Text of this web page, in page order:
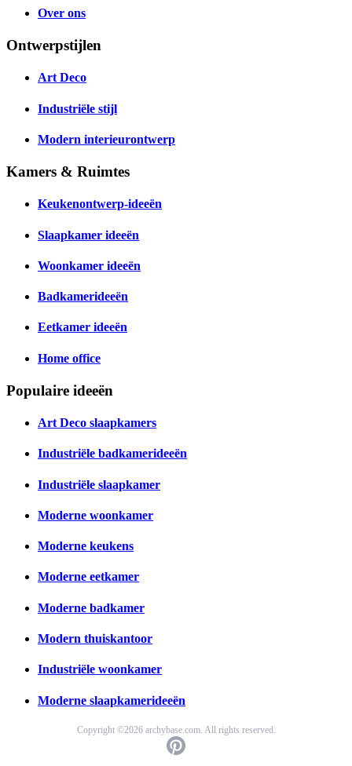
Over ons
Ontwerpstijlen
Art Deco
Industriële stijl
Modern interieurontwerp
Kamers & Ruimtes
Keukenontwerp-ideeën
Slaapkamer ideeën
Woonkamer ideeën
Badkamerideeën
Eetkamer ideeën
Home office
Populaire ideeën
Art Deco slaapkamers
Industriële badkamerideeën
Industriële slaapkamer
Moderne woonkamer
Moderne keukens
Moderne eetkamer
Moderne badkamer
Modern thuiskantoor
Industriële woonkamer
Moderne slaapkamerideeën
Copyright ©2026 archybase.com. All rights reserved.